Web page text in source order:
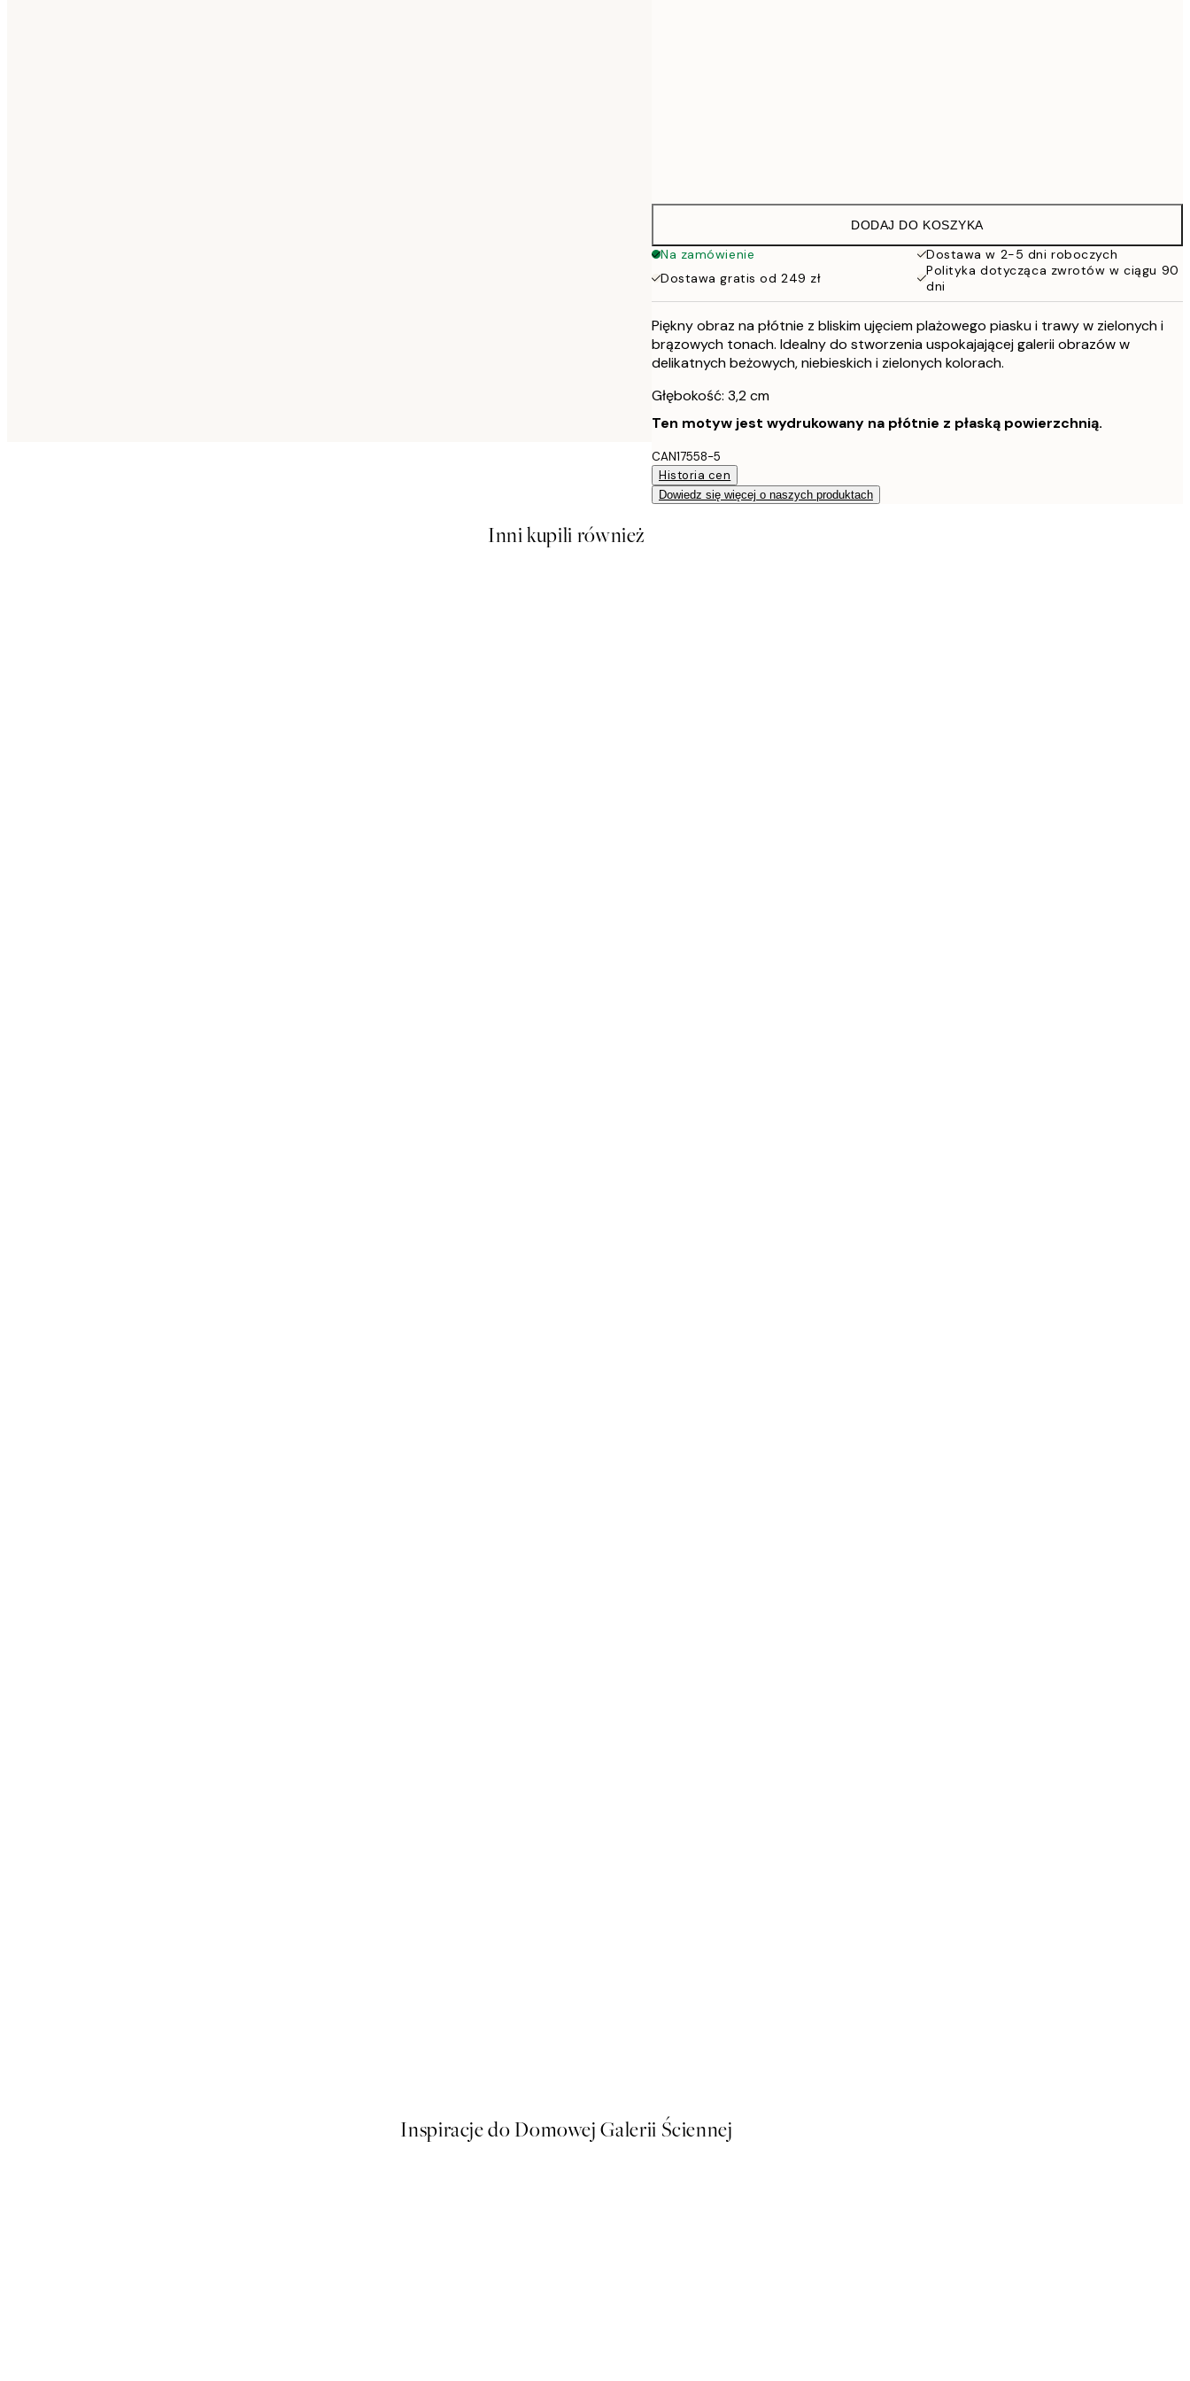
DODAJ DO KOSZYKA
Na zamówienie
Dostawa w 2-5 dni roboczych
Dostawa gratis od 249 zł
Polityka dotycząca zwrotów w ciągu 90
dni
Piękny obraz na płótnie z bliskim ujęciem plażowego piasku i trawy w zielonych i
brązowych tonach. Idealny do stworzenia uspokajającej galerii obrazów w
delikatnych beżowych, niebieskich i zielonych kolorach.
Głębokość: 3,2 cm
Ten motyw jest wydrukowany na płótnie z płaską powierzchnią.
CAN17558-5
Historia cen
Dowiedz się więcej o naszych produktach
Inni kupili również
Inspiracje do Domowej Galerii Ściennej